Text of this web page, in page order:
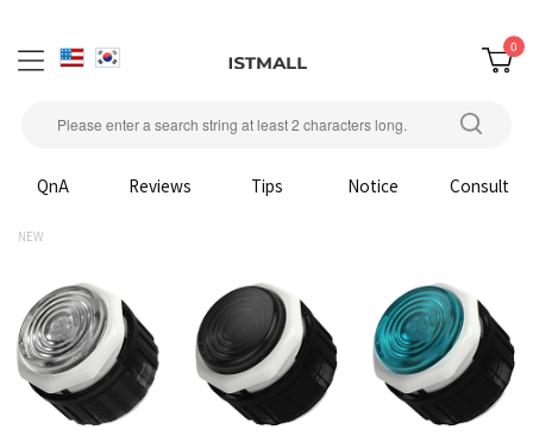
0
QnA Reviews Tips Notice Consult
NEW